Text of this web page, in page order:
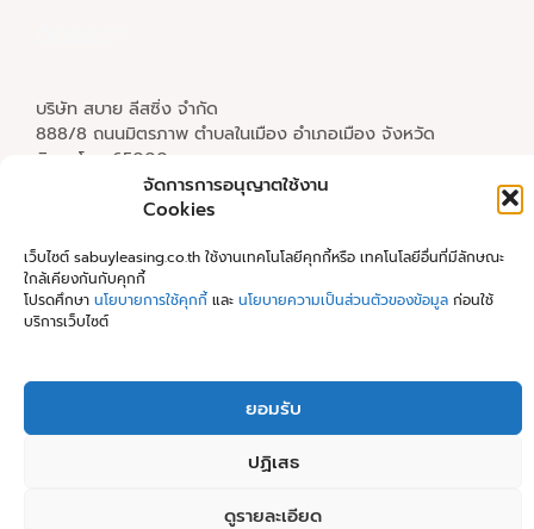
จัดการการอนุญาตใช้งาน
Cookies
เว็บไซต์ sabuyleasing.co.th ใช้งานเทคโนโลยีคุกกี้หรือ เทคโนโลยีอื่นที่มีลักษณะ
ใกล้เคียงกันกับคุกกี้
โปรดศึกษา นโยบายการใช้คุกกี้ และ นโยบายความเป็นส่วนตัวของข้อมูล ก่อนใช้
บริการเว็บไซต์
ยอมรับ
ปฏิเสธ
ดูรายละเอียด
บริษัท สบาย ลีสซิ่ง จำกัด
888/8 ถนนมิตรภาพ ตำบลในเมือง อำเภอเมือง จังหวัด
พิษณุโลก 65000
055 000 555
support@sabuyleasing.com
นโยบายคุ้มครองข้อมูลส่วนบุคคล
Copyright © 2026 Sabuy Leasing Co., Ltd.